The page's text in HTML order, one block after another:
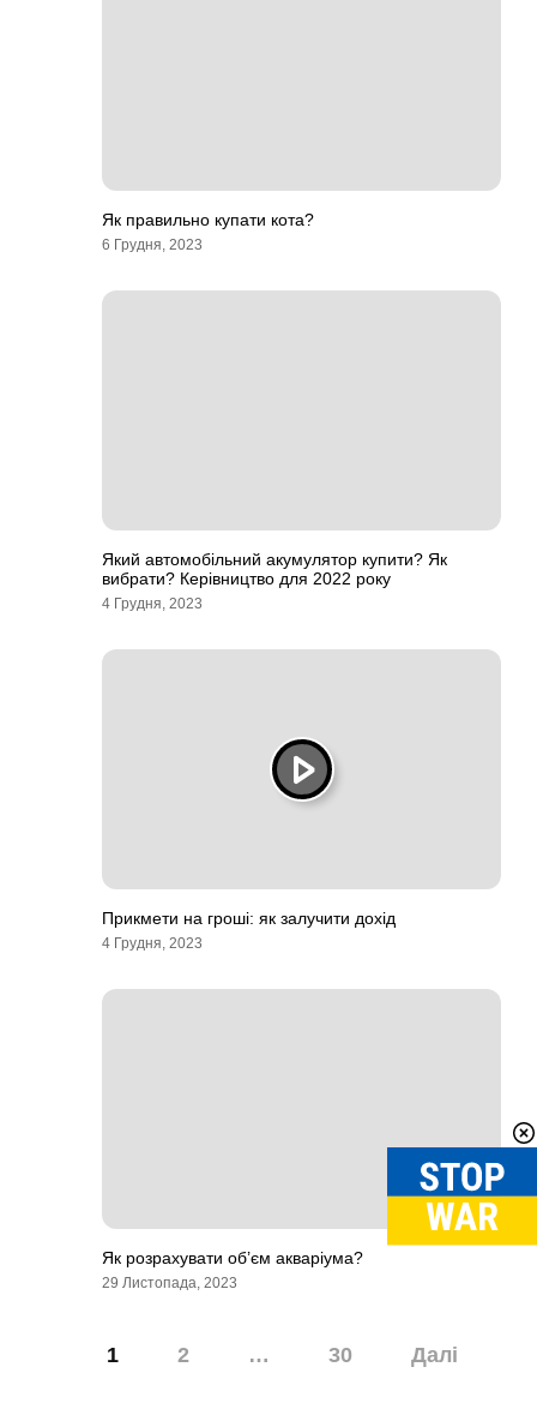
Як правильно купати кота?
6 Грудня, 2023
Який автомобільний акумулятор купити? Як
вибрати? Керівництво для 2022 року
4 Грудня, 2023
Прикмети на гроші: як залучити дохід
4 Грудня, 2023
Як розрахувати об’єм акваріума?
29 Листопада, 2023
1 2 … 30 Далі